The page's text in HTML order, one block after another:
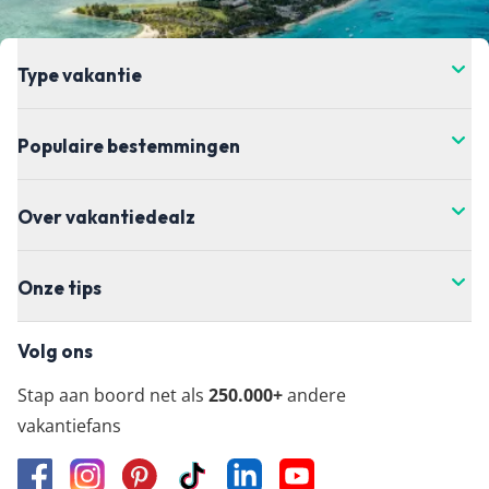
de meest actuele vanaf-prijs kun je het beste
doorklikken naar de aanbieder waar je je vakantie
wil boeken.
Type vakantie
Populaire bestemmingen
Over vakantiedealz
Onze tips
Volg ons
Stap aan boord net als 250.000+andere
vakantiefans